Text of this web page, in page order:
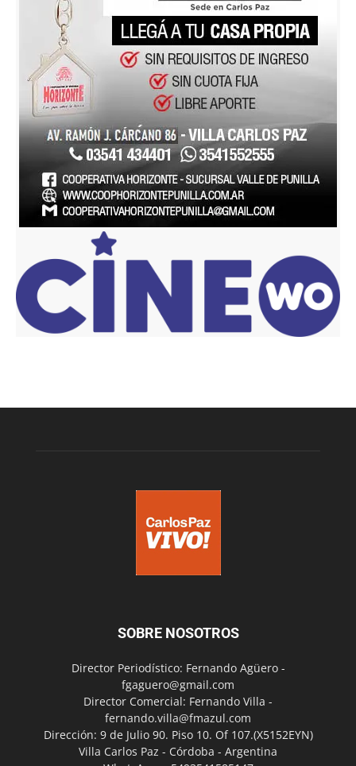
SOBRE NOSOTROS
Director Periodístico: Fernando Agüero -
fgaguero@gmail.com
Director Comercial: Fernando Villa -
fernando.villa@fmazul.com
Dirección: 9 de Julio 90. Piso 10. Of 107.(X5152EYN)
Villa Carlos Paz - Córdoba - Argentina